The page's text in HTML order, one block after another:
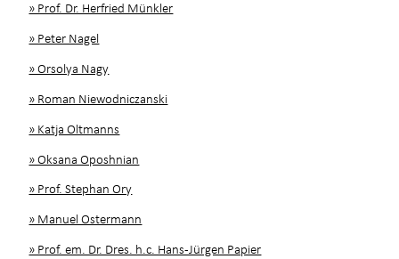
» Prof. Dr. Herfried Münkler
» Peter Nagel
» Orsolya Nagy
» Roman Niewodniczanski
» Katja Oltmanns
» Oksana Oposhnian
» Prof. Stephan Ory
» Manuel Ostermann
» Prof. em. Dr. Dres. h.c. Hans-Jürgen Papier